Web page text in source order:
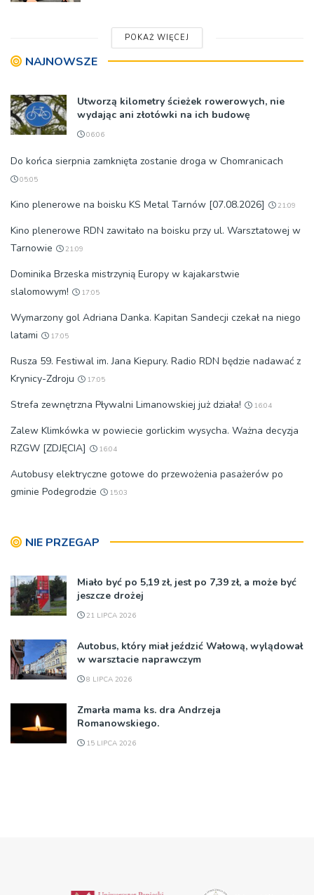
POKAŻ WIĘCEJ
NAJNOWSZE
Utworzą kilometry ścieżek rowerowych, nie
wydając ani złotówki na ich budowę
06:06
Do końca sierpnia zamknięta zostanie droga w Chomranicach
05:05
Kino plenerowe na boisku KS Metal Tarnów [07.08.2026] 21:09
Kino plenerowe RDN zawitało na boisku przy ul. Warsztatowej w
Tarnowie
21:09
Dominika Brzeska mistrzynią Europy w kajakarstwie
slalomowym!
17:05
Wymarzony gol Adriana Danka. Kapitan Sandecji czekał na niego
latami
17:05
Rusza 59. Festiwal im. Jana Kiepury. Radio RDN będzie nadawać z
Krynicy-Zdroju
17:05
Strefa zewnętrzna Pływalni Limanowskiej już działa! 16:04
Zalew Klimkówka w powiecie gorlickim wysycha. Ważna decyzja
RZGW [ZDJĘCIA]
16:04
Autobusy elektryczne gotowe do przewożenia pasażerów po
gminie Podegrodzie
15:03
NIE PRZEGAP
Miało być po 5,19 zł, jest po 7,39 zł, a może być
jeszcze drożej
21 LIPCA 2026
Autobus, który miał jeździć Wałową, wylądował
w warsztacie naprawczym
8 LIPCA 2026
Zmarła mama ks. dra Andrzeja
Romanowskiego.
15 LIPCA 2026